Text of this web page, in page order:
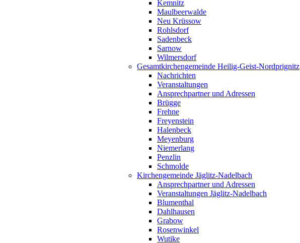
Kemnitz
Maulbeerwalde
Neu Krüssow
Rohlsdorf
Sadenbeck
Sarnow
Wilmersdorf
Gesamtkirchengemeinde Heilig-Geist-Nordprignitz
Nachrichten
Veranstaltungen
Ansprechpartner und Adressen
Brügge
Frehne
Freyenstein
Halenbeck
Meyenburg
Niemerlang
Penzlin
Schmolde
Kirchengemeinde Jäglitz-Nadelbach
Ansprechpartner und Adressen
Veranstaltungen Jäglitz-Nadelbach
Blumenthal
Dahlhausen
Grabow
Rosenwinkel
Wutike